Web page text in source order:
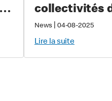
collectivités
Canada le
soutenir les
malade ou
News 04-08-2025
Lire la suite